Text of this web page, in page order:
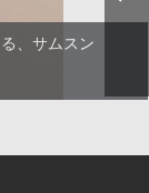
、サムスン